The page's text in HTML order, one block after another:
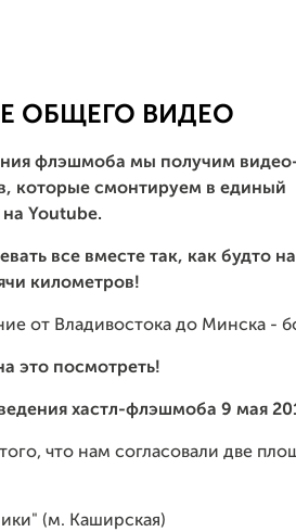
ОБЩЕГО ВИДЕО
флэшмоба мы получим
которые смонтируем в единый
Youtube.
все вместе так, как будто
километров!
от Владивостока до Минска -
это посмотреть!
хастл-флэшмоба 9 мая
что нам согласовали две
(м. Каширская)